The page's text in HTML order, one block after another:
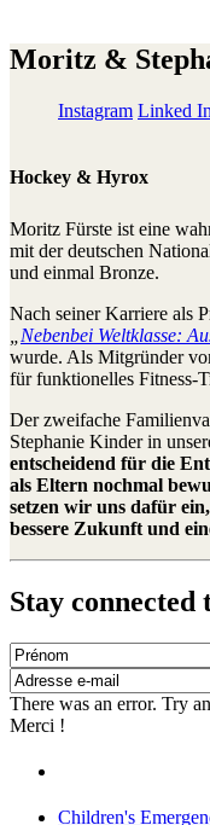
Moritz &
Instagram Linked In
Hockey & Hyrox
Moritz Fürste ist eine
mit der deutschen
und einmal Bronze.
Nach seiner Karriere als
Nebenbei Weltklasse:
wurde. Als Mitgründer
für funktionelles Fitness-
Der zweifache
Stephanie Kinder in
entscheidend für die
als Eltern nochmal
setzen wir uns dafür
bessere Zukunft und
Stay connected
Prénom
There was an error. Try
Merci !
Children's